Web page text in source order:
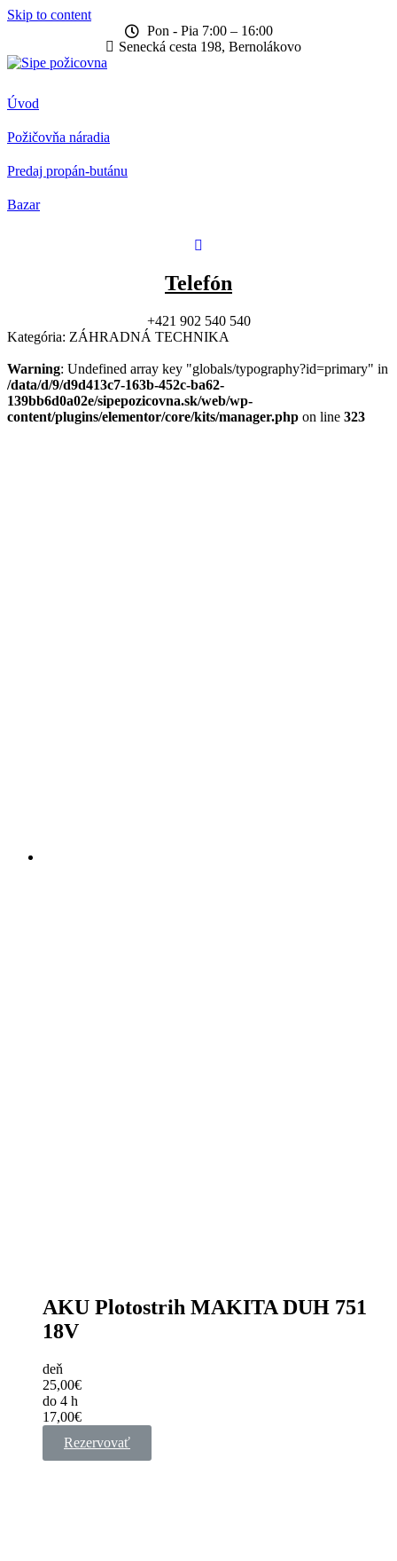
Skip to content
Pon - Pia 7:00 – 16:00
Senecká cesta 198, Bernolákovo
Úvod
Požičovňa náradia
Predaj propán-butánu
Bazar
Telefón
+421 902 540 540
Kategória: ZÁHRADNÁ TECHNIKA
Warning: Undefined array key "globals/typography?id=primary" in
/data/d/9/d9d413c7-163b-452c-ba62-
139bb6d0a02e/sipepozicovna.sk/web/wp-
content/plugins/elementor/core/kits/manager.php on line 323
AKU Plotostrih MAKITA DUH 751
18V
deň
25,00€
do 4 h
17,00€
Rezervovať